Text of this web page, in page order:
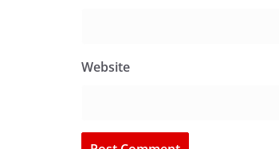
Website